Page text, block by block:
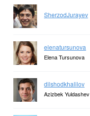
SherzodJurayev
elenatursunova
Elena Tursunova
dilshodkhalilov
Azizbek Yuldashev